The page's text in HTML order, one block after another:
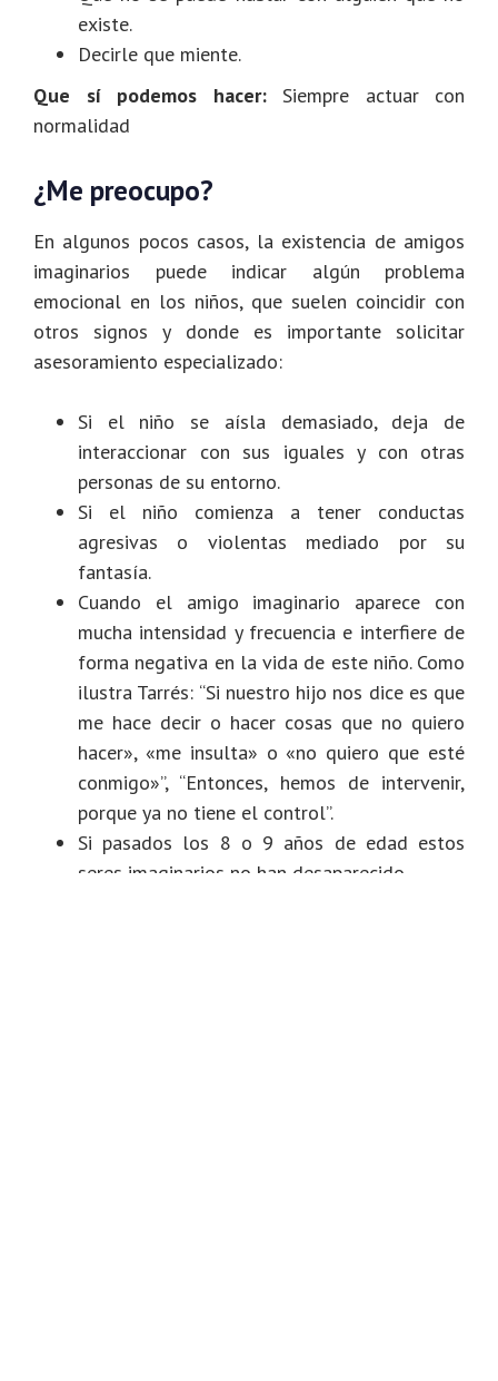
existe.
Decirle que miente.
Que sí podemos hacer: Siempre actuar con
normalidad
¿Me preocupo?
En algunos pocos casos, la existencia de amigos
imaginarios puede indicar algún problema
emocional en los niños, que suelen coincidir con
otros signos y donde es importante solicitar
asesoramiento especializado:
Si el niño se aísla demasiado, deja de
interaccionar con sus iguales y con otras
personas de su entorno.
Si el niño comienza a tener conductas
agresivas o violentas mediado por su
fantasía.
Cuando el amigo imaginario aparece con
mucha intensidad y frecuencia e interfiere de
forma negativa en la vida de este niño. Como
ilustra Tarrés: “Si nuestro hijo nos dice es que
me hace decir o hacer cosas que no quiero
hacer», «me insulta» o «no quiero que esté
conmigo»”, “Entonces, hemos de intervenir,
porque ya no tiene el control”.
Si pasados los 8 o 9 años de edad estos
seres imaginarios no han desaparecido.